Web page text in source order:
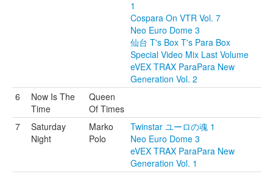
1
Cospara On VTR Vol. 7
Neo Euro Dome 3
仙台 T's Box T's Para Box
Special Video Mix Last Volume
eVEX TRAX ParaPara New
Generation Vol. 2
6
Now Is The
Time
Queen
Of Times
7
Saturday
Night
Marko
Polo
Twinstar ユーロの魂 1
Neo Euro Dome 3
eVEX TRAX ParaPara New
Generation Vol. 1